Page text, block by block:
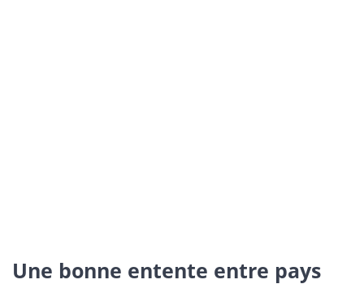
Une bonne entente entre pays